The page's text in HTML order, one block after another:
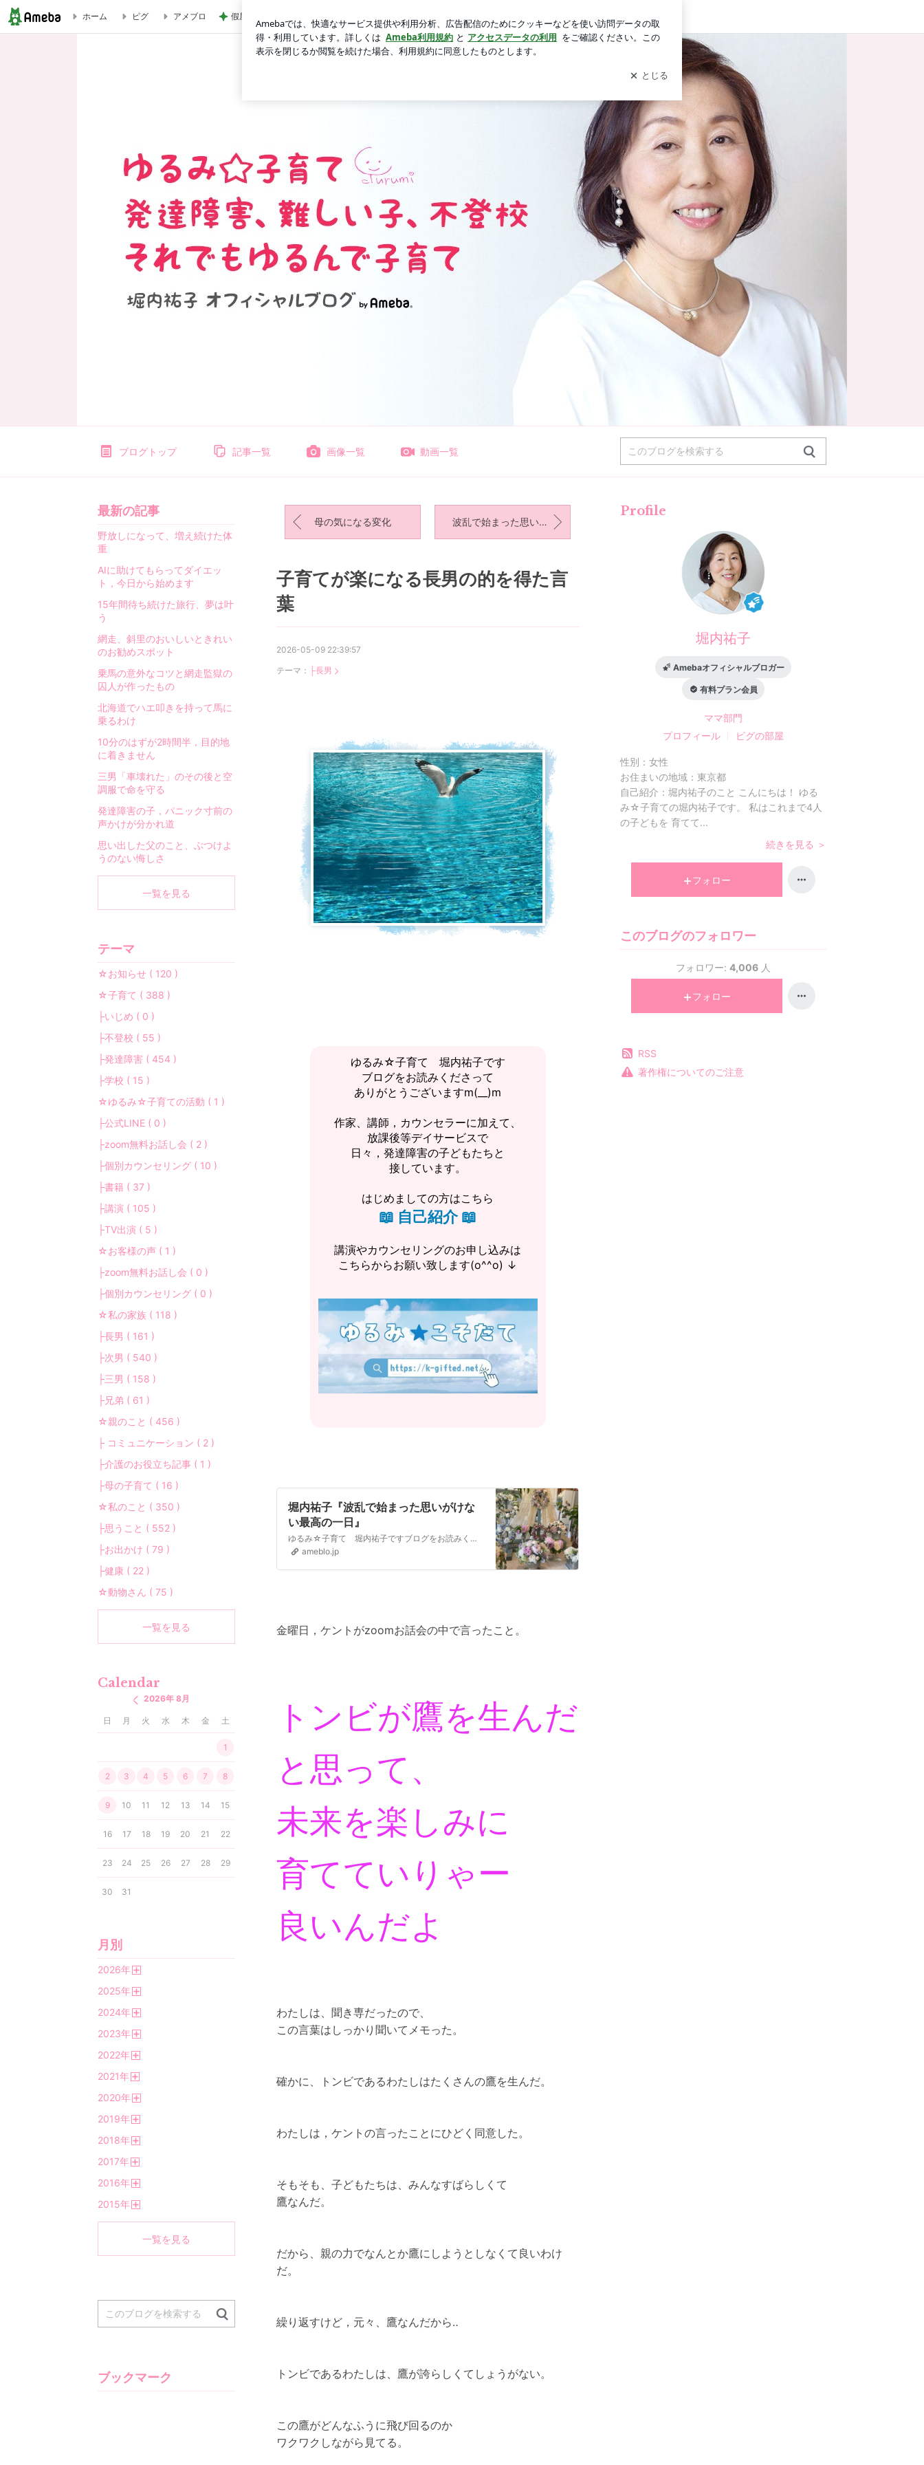
zoomお話会です長男が言った言葉、子育てするときに知っていたらもっと楽になる | 堀内祐子オフィシャルブログ Powered by Ameba
ホーム ピグ アメブロ 假屋崎 軽井沢の別荘で元祖くず餅 ログイン
ブログトップ 記事一覧 画像一覧 動画一覧
母の気になる変化 波乱で始まった思いがけない最高の一日
子育てが楽になる長男の的を得た言
葉
2026-05-09 22:39:57
テーマ： ├長男
ゆるみ☆子育て 堀内祐子です
ブログをお読みくださって
ありがとうございますm(__)m
作家、講師，カウンセラーに加えて、
放課後等デイサービスで
日々，発達障害の子どもたちと
接しています。
はじめましての方はこちら
📖 自己紹介📖
講演やカウンセリングのお申し込みは
こちらからお願い致します(o^^o) ↓
堀内祐子『波乱で始まった思いがけな
い最高の一日』
ゆるみ☆子育て 堀内祐子ですブログをお読みくださってありがとうございますm(__)m作家、講師，カウンセラーに加えて、放課後等デイサービスで日々，発達障害の子…
ameblo.jp
金曜日，ケントがzoomお話会の中で言ったこと。
トンビが鷹を生んだ
と思って、
未来を楽しみに
育てていりゃー
良いんだよ
わたしは、聞き専だったので、
この言葉はしっかり聞いてメモった。
確かに、トンビであるわたしはたくさんの鷹を生んだ。
わたしは，ケントの言ったことにひどく同意した。
そもそも、子どもたちは、みんなすばらしくて
鷹なんだ。
だから、親の力でなんとか鷹にしようとしなくて良いわけ
だ。
繰り返すけど，元々、鷹なんだから‥
トンビであるわたしは、鷹が誇らしくてしょうがない。
この鷹がどんなふうに飛び回るのか
ワクワクしながら見てる。
Profile
堀内祐子
Amebaオフィシャルブロガー
有料プラン会員
ママ部門
プロフィール
ピグの部屋
性別： 女性
お住まいの地域： 東京都
自己紹介： 堀内祐子のこと こんにちは！ ゆる
み☆子育ての堀内祐子です。 私はこれまで4人
の子どもを 育てて...
続きを見る ＞
フォロー
このブログのフォロワー
フォロワー: 4,006 人
フォロー
RSS
著作権についてのご注意
最新の記事
野放しになって、増え続けた体
重
AIに助けてもらってダイエッ
ト，今日から始めます
15年間待ち続けた旅行、夢は叶
う
網走、斜里のおいしいときれい
のお勧めスポット
乗馬の意外なコツと網走監獄の
囚人が作ったもの
北海道でハエ叩きを持って馬に
乗るわけ
10分のはずが2時間半，目的地
に着きません
三男「車壊れた」のその後と空
調服で命を守る
発達障害の子，パニック寸前の
声かけが分かれ道
思い出した父のこと、ぶつけよ
うのない悔しさ
一覧を見る
テーマ
☆お知らせ ( 120 )
☆子育て ( 388 )
├いじめ ( 0 )
├不登校 ( 55 )
├発達障害 ( 454 )
├学校 ( 15 )
☆ゆるみ☆子育ての活動 ( 1 )
├公式LINE ( 0 )
├zoom無料お話し会 ( 2 )
├個別カウンセリング ( 10 )
├書籍 ( 37 )
├講演 ( 105 )
├TV出演 ( 5 )
☆お客様の声 ( 1 )
├zoom無料お話し会 ( 0 )
├個別カウンセリング ( 0 )
☆私の家族 ( 118 )
├長男 ( 161 )
├次男 ( 540 )
├三男 ( 158 )
├兄弟 ( 61 )
☆親のこと ( 456 )
├ コミュニケーション ( 2 )
├介護のお役立ち記事 ( 1 )
├母の子育て ( 16 )
☆私のこと ( 350 )
├思うこと ( 552 )
├お出かけ ( 79 )
├健康 ( 22 )
☆動物さん ( 75 )
一覧を見る
Calendar
2026年 8月
日 月 火 水 木 金 土
1
2 3 4 5 6 7 8
9 10 11 12 13 14 15
16 17 18 19 20 21 22
23 24 25 26 27 28 29
30 31
月別
2026年
2025年
2024年
2023年
2022年
2021年
2020年
2019年
2018年
2017年
2016年
2015年
一覧を見る
ブックマーク